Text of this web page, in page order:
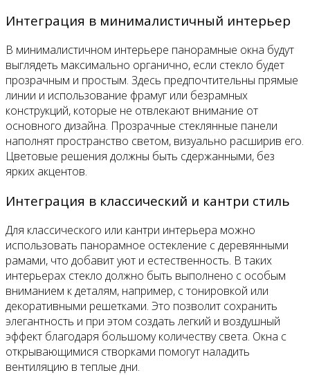
Интеграция в минималистичный интерьер
В минималистичном интерьере панорамные окна будут
выглядеть максимально органично, если стекло будет
прозрачным и простым. Здесь предпочтительны прямые
линии и использование фрамуг или безрамных
конструкций, которые не отвлекают внимание от
основного дизайна. Прозрачные стеклянные панели
наполнят пространство светом, визуально расширив его.
Цветовые решения должны быть сдержанными, без
ярких акцентов.
Интеграция в классический и кантри стиль
Для классического или кантри интерьера можно
использовать панорамное остекление с деревянными
рамами, что добавит уют и естественность. В таких
интерьерах стекло должно быть выполнено с особым
вниманием к деталям, например, с тонировкой или
декоративными решетками. Это позволит сохранить
элегантность и при этом создать легкий и воздушный
эффект благодаря большому количеству света. Окна с
открывающимися створками помогут наладить
вентиляцию в теплые дни.